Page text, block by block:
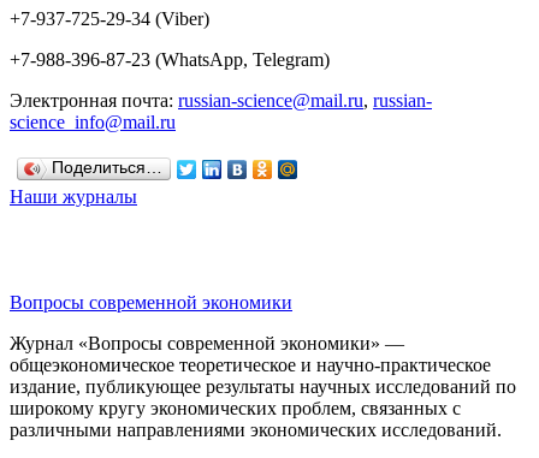
+7-937-725-29-34 (Viber)
+7-988-396-87-23 (WhatsApp, Telegram)
Электронная почта: russian-science@mail.ru, russian-
science_info@mail.ru
Поделиться…
Наши журналы
Вопросы современной экономики
Журнал «Вопросы современной экономики» —
общеэкономическое теоретическое и научно-практическое
издание, публикующее результаты научных исследований по
широкому кругу экономических проблем, связанных с
различными направлениями экономических исследований.